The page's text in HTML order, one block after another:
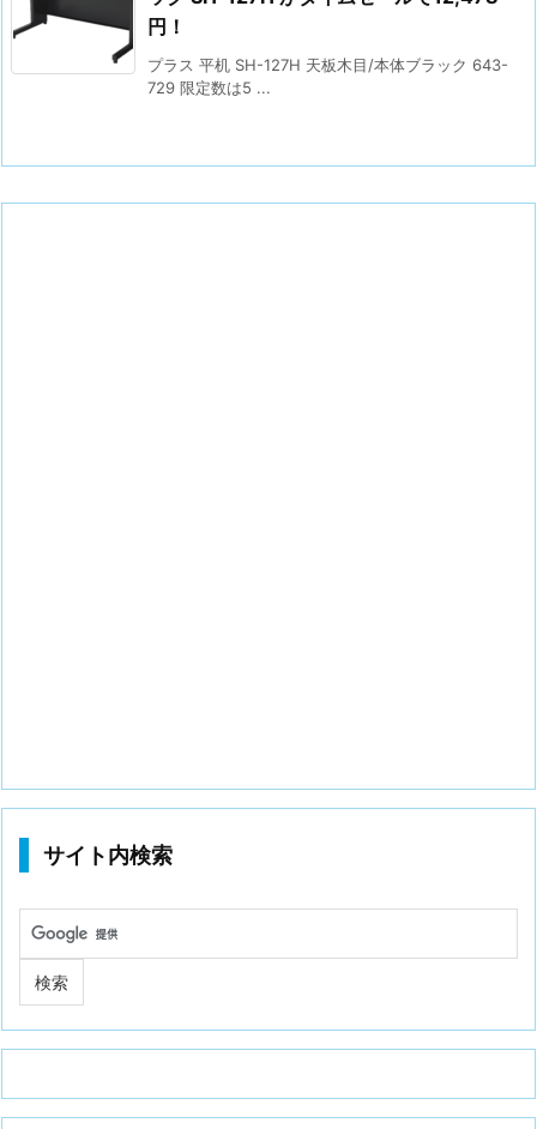
円！
プラス 平机 SH-127H 天板木目/本体ブラック 643-
729 限定数は5 ...
サイト内検索